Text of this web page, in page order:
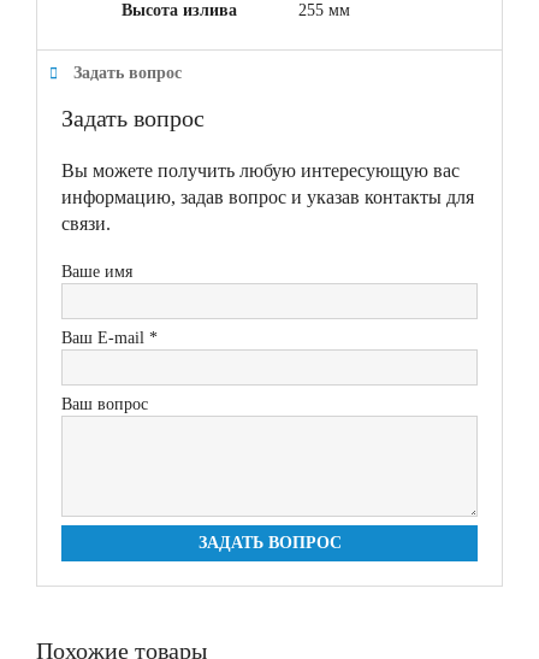
Высота излива
255 мм
Задать вопрос
Задать вопрос
Вы можете получить любую интересующую вас
информацию, задав вопрос и указав контакты для
связи.
Ваше имя
Ваш E-mail *
Ваш вопрос
ЗАДАТЬ ВОПРОС
Похожие товары